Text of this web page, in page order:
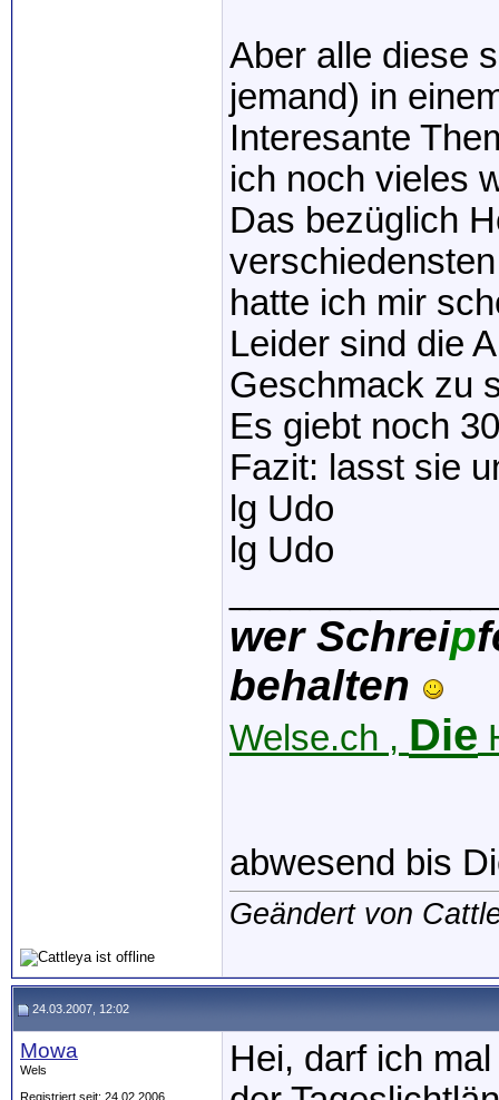
Aber alle diese
jemand) in
Interesante
ich noch vieles
Das bezüglich
hatte ich mir
Leider sind die
Geschmack zu
Es giebt noch
Fazit: lasst sie
lg Udo
lg Udo
wer Schreip
behalten
Welse.ch , Die
abwesend bis
Geändert von
24.03.2007, 12:02
Mowa
Wels
Registriert seit: 24.02.2006
Hei, darf ich